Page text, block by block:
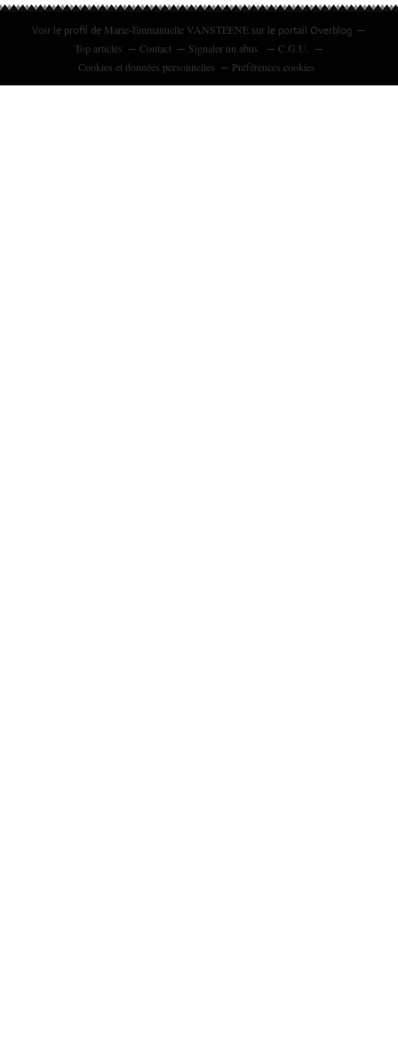
Voir le profil de Marie-Emmanuelle VANSTEENE sur le portail Overblog
Top articles
Contact Signaler un abus
C.G.U.
Cookies et données personnelles
Préférences cookies